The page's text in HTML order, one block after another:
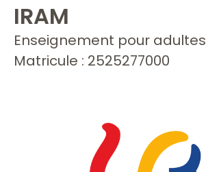
IRAM
Enseignement pour adultes
Matricule : 2525277000